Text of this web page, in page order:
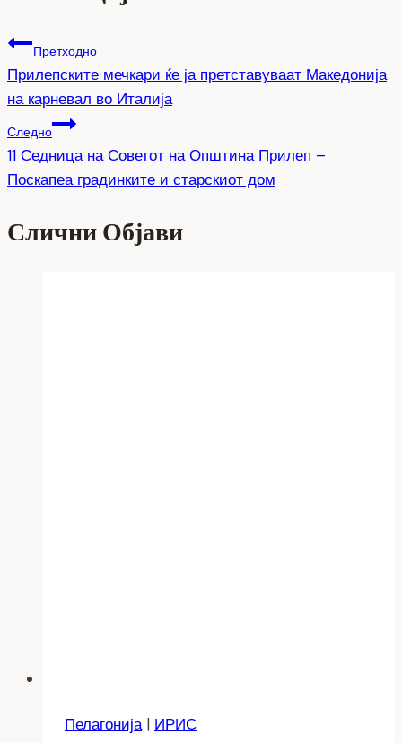
Претходно
Прилепските мечкари ќе ја претставуваат Македонија
на карневал во Италија
Следно
11 Седница на Советот на Општина Прилеп –
Поскапеа градинките и старскиот дом
Слични Објави
Пелагонија| ИРИС